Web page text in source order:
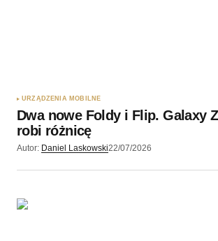
URZĄDZENIA MOBILNE
Dwa nowe Foldy i Flip. Galaxy
robi różnicę
Autor: Daniel Laskowski22/07/2026